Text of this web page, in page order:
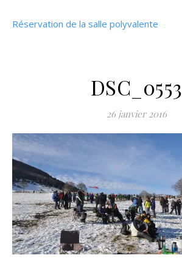
Réservation de la salle polyvalente
DSC_0553
26 janvier 2016